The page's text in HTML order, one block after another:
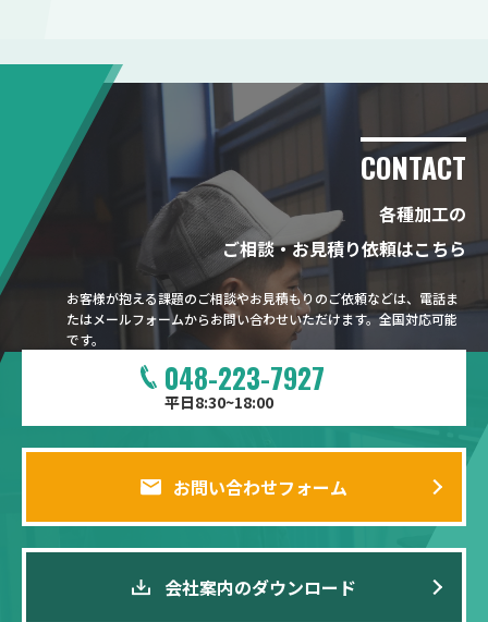
CONTACT
各種加工の
ご相談・お見積り依頼はこちら
お客様が抱える課題のご相談やお見積もりのご依頼などは、電話ま
たはメールフォームからお問い合わせいただけます。全国対応可能
です。
048-223-7927
平日8:30~18:00
お問い合わせフォーム
会社案内のダウンロード